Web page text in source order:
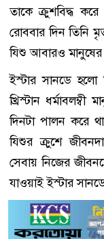
তাকে ক্রুশবিদ্ধ
রোববার দিন তিনি
যিশু আবারও
ইস্টার সানডে হলো
খ্রিস্টান
দিনটা পালন করে
যিশুর ক্রুশে
সেবায় নিজের
যাওয়াই ইস্টার